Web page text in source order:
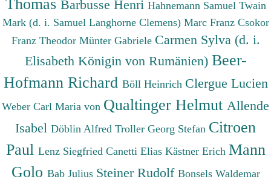
Thomas Barbusse Henri Hahnemann Samuel Twain
Mark (d. i. Samuel Langhorne Clemens) Marc Franz Csokor
Franz Theodor Münter Gabriele Carmen Sylva (d. i.
Elisabeth Königin von Rumänien) Beer-
Hofmann Richard Böll Heinrich Clergue Lucien
Weber Carl Maria von Qualtinger Helmut Allende
Isabel Döblin Alfred Troller Georg Stefan Citroen
Paul Lenz Siegfried Canetti Elias Kästner Erich Mann
Golo Bab Julius Steiner Rudolf Bonsels Waldemar